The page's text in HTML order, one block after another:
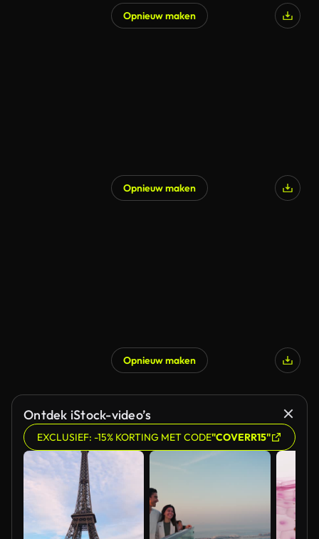
Opnieuw maken
Opnieuw maken
Opnieuw maken
Ontdek iStock-video’s
EXCLUSIEF: -15% KORTING MET CODE"COVERR15"